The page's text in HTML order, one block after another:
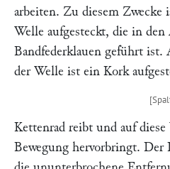
arbeiten. Zu diesem Zwecke
Welle aufgesteckt, die in den
Bandfederklauen geführt ist.
der Welle ist ein Kork
Kettenrad reibt und auf diese
Bewegung hervorbringt.